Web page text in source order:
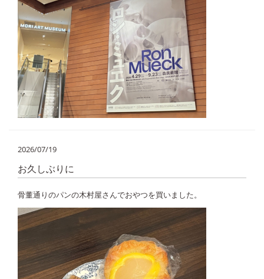
2026/07/19
お久しぶりに
骨董通りのパンの木村屋さんでおやつを買いました。